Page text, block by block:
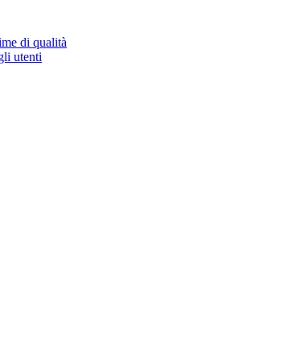
di qualità
utenti